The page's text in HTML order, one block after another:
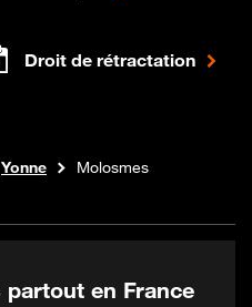
Droit de rétractation
Yonne Molosmes